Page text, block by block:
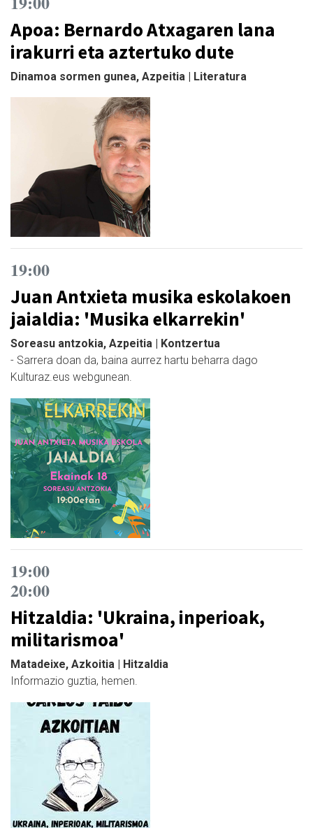
Apoa: Bernardo Atxagaren lana
irakurri eta aztertuko dute
Dinamoa sormen gunea, Azpeitia | Literatura
19:00
Juan Antxieta musika eskolakoen
jaialdia: 'Musika elkarrekin'
Soreasu antzokia, Azpeitia | Kontzertua
- Sarrera doan da, baina aurrez hartu beharra dago
Kulturaz.eus webgunean.
19:00
20:00
Hitzaldia: 'Ukraina, inperioak,
militarismoa'
Matadeixe, Azkoitia | Hitzaldia
Informazio guztia, hemen.